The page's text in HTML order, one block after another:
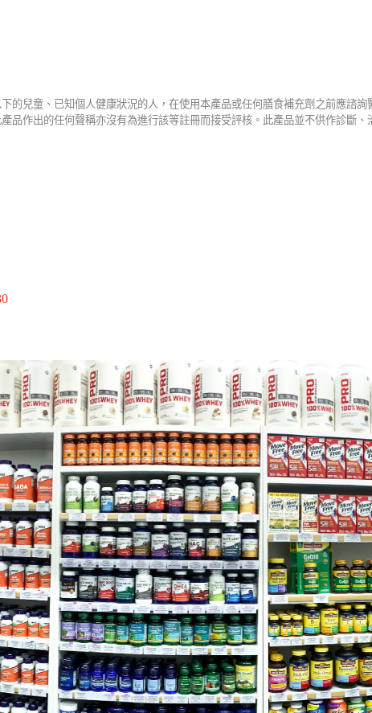
的兒童、已知個人健康狀況的人，在使用本產品或任何膳食補充劑之前應諮詢
品作出的任何聲稱亦沒有為進行該等註冊而接受評核。此產品並不供作診斷、